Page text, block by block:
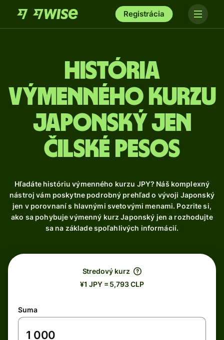
Registrácia
História
výmenného kurzu
Japonský jen
čilské pesos
Hľadáte históriu výmenného kurzu JPY? Náš komplexný
nástroj vám poskytne podrobný prehľad o vývoji Japonský
jen v porovnaní s hlavnými svetovými menami. Pozrite si,
ako sa pohybuje výmenný kurz Japonský jen a rozhodujte
sa na základe spoľahlivých informácií.
Stredový kurz
¥1 JPY = 5,793 CLP
Suma